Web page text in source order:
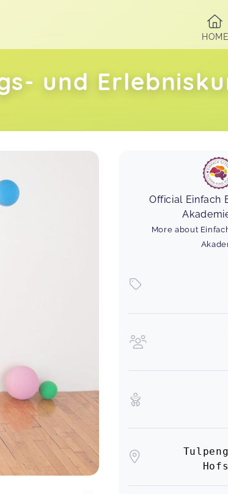
HOME
und
Official Einfach
More about